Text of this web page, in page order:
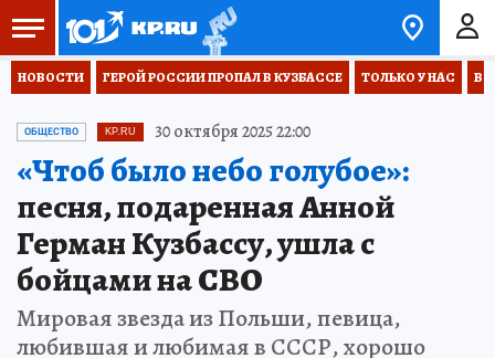
НОВОСТИ ГЕРОЙ РОССИИ ПРОПАЛ В КУЗБАССЕ ТОЛЬКО У НАС
ОБЩЕСТВО KP.RU 30 октября 2025 22:00
«Чтоб было небо голубое»:
песня, подаренная Анной
Герман Кузбассу, ушла с
бойцами на СВО
Мировая звезда из Польши, певица,
любившая и любимая в СССР, хорошо